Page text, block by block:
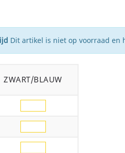
Dit artikel is niet op voorraad en
ZWART/BLAUW